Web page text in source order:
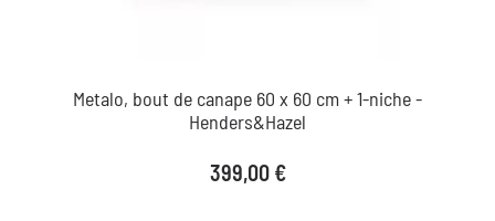
Metalo, bout de canape 60 x 60 cm + 1-niche -
Henders&Hazel
Prix
399,00 €